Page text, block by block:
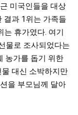
미국인들을 대상
결과 1위는 가족들
는 휴가였다. 여기
물로 조사되었다는
농가를 돕기 위한
대신 소박하지만
을 부모님께 달아